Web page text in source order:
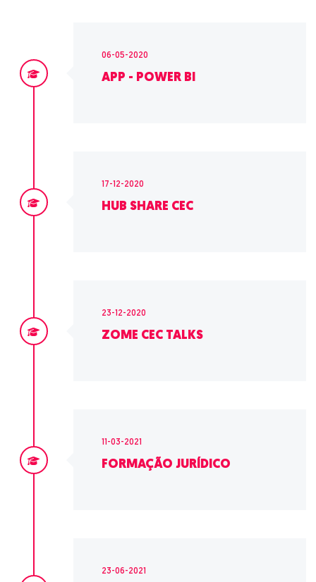
06-05-2020
APP - POWER BI
17-12-2020
HUB SHARE CEC
23-12-2020
ZOME CEC TALKS
11-03-2021
FORMAÇÃO JURÍDICO
23-06-2021